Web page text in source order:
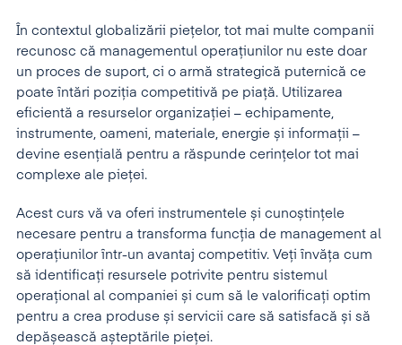
În contextul globalizării piețelor, tot mai multe companii
recunosc că managementul operațiunilor nu este doar
un proces de suport, ci o armă strategică puternică ce
poate întări poziția competitivă pe piață. Utilizarea
eficientă a resurselor organizației – echipamente,
instrumente, oameni, materiale, energie și informații –
devine esențială pentru a răspunde cerințelor tot mai
complexe ale pieței.
Acest curs vă va oferi instrumentele și cunoștințele
necesare pentru a transforma funcția de management al
operațiunilor într-un avantaj competitiv. Veți învăța cum
să identificați resursele potrivite pentru sistemul
operațional al companiei și cum să le valorificați optim
pentru a crea produse și servicii care să satisfacă și să
depășească așteptările pieței.